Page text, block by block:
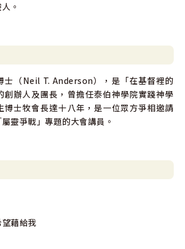
。
士（Neil T. Anderson），是「在基督裡的
創辦人及團長，曾擔任泰伯神學院實踐神學
博士牧會長達十八年，是一位眾方爭相邀請
靈爭戰」專題的大會講員。
藉給我